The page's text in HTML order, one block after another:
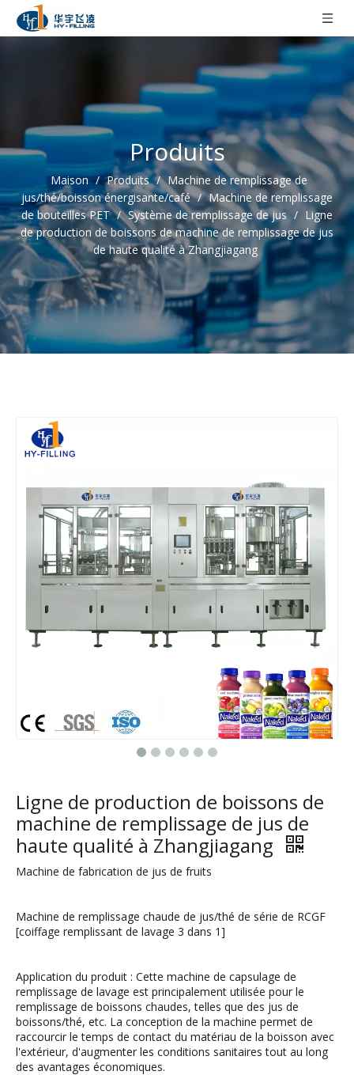
Produits
Maison / Produits / Machine de remplissage de
jus/thé/boisson énergisante/café / Machine de remplissage
de bouteilles PET / Système de remplissage de jus / Ligne
de production de boissons de machine de remplissage de jus
de haute qualité à Zhangjiagang
Ligne de production de boissons de
machine de remplissage de jus de
haute qualité à Zhangjiagang
Machine de fabrication de jus de fruits
Machine de remplissage chaude de jus/thé de série de RCGF
[coiffage remplissant de lavage 3 dans 1]
Application du produit : Cette machine de capsulage de
remplissage de lavage est principalement utilisée pour le
remplissage de boissons chaudes, telles que des jus de
boissons/thé, etc. La conception de la machine permet de
raccourcir le temps de contact du matériau de la boisson avec
l'extérieur, d'augmenter les conditions sanitaires tout au long
des avantages économiques.